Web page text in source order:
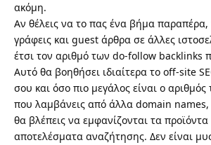
ακόμη.
Αν θέλεις να το πας ένα βήμα παραπέρα,
γράφεις και guest άρθρα σε άλλες
έτσι τον αριθμό των do-follow backlinks
Αυτό θα βοηθήσει ιδιαίτερα το off-site
σου και όσο πιο μεγάλος είναι ο
που λαμβάνεις από άλλα domain
θα βλέπεις να εμφανίζονται τα
αποτελέσματα αναζήτησης. Δεν είναι